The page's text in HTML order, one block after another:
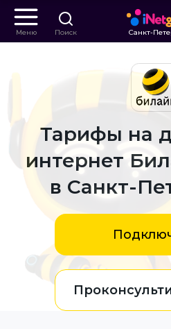
Меню Поиск Санкт-
Тарифы на
интернет
в Санкт-